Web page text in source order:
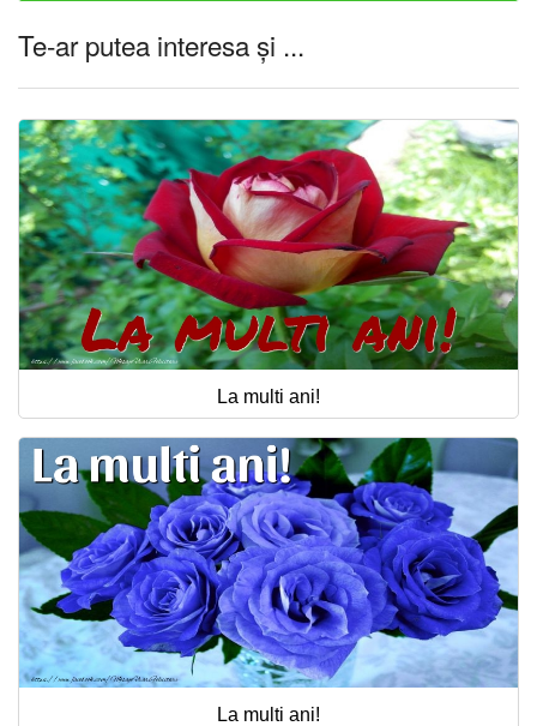
Te-ar putea interesa și ...
La multi ani!
La multi ani!